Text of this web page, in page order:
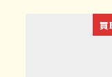
買